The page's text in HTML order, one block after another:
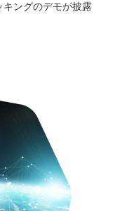
ングのデモが披露